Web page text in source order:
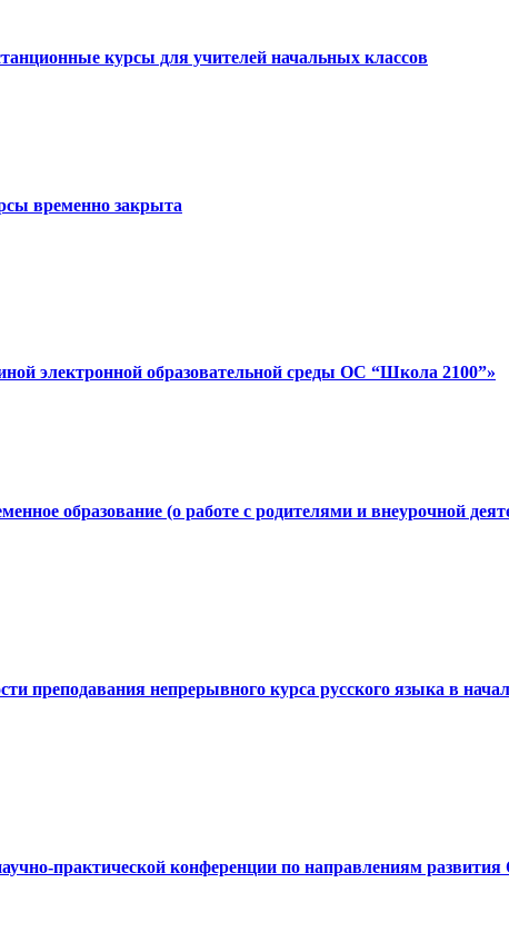
курсы для учителей начальных классов
временно закрыта
электронной образовательной среды ОС “Школа 2100”»
образование (о работе с родителями и внеурочной
преподавания непрерывного курса русского языка в
практической конференции по направлениям